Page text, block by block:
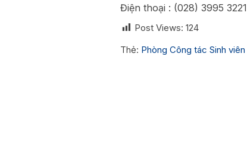
Điện thoại : (028) 3995 3221
Post Views: 124
Thẻ: Phòng Công tác Sinh viên